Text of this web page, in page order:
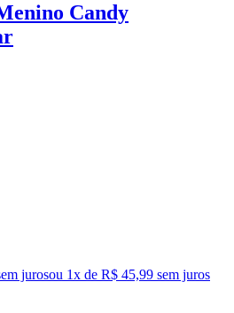
Candy
jurosou 1x de R$ 45,99 sem juros